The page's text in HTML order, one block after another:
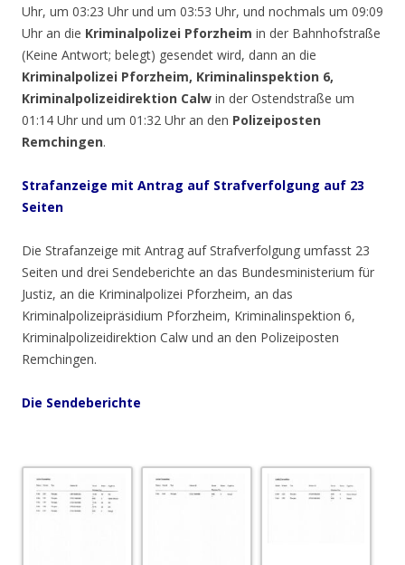
Uhr, um 03:23 Uhr und um 03:53 Uhr, und nochmals um 09:09
Uhr an die Kriminalpolizei Pforzheim in der Bahnhofstraße
(Keine Antwort; belegt) gesendet wird, dann an die
Kriminalpolizei Pforzheim, Kriminalinspektion 6,
Kriminalpolizeidirektion Calw in der Ostendstraße um
01:14 Uhr und um 01:32 Uhr an den Polizeiposten
Remchingen.
Strafanzeige mit Antrag auf Strafverfolgung auf 23
Seiten
Die Strafanzeige mit Antrag auf Strafverfolgung umfasst 23
Seiten und drei Sendeberichte an das Bundesministerium für
Justiz, an die Kriminalpolizei Pforzheim, an das
Kriminalpolizeipräsidium Pforzheim, Kriminalinspektion 6,
Kriminalpolizeidirektion Calw und an den Polizeiposten
Remchingen.
Die Sendeberichte